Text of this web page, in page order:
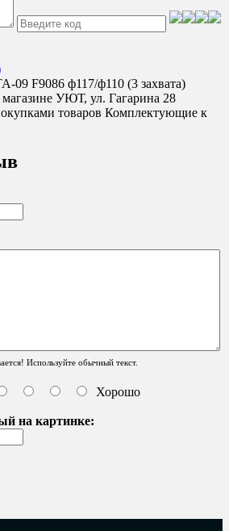
09 F9086 ф117/ф110 (3 захвата)
УЮТ, ул. Гагарина 28
товаров Комплектующие к
Используйте обычный текст.
Хорошо
на картинке: